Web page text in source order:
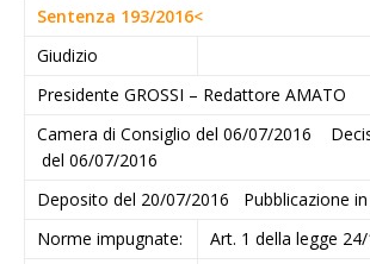
Sentenza 193/2016<
Giudizio
Presidente GROSSI – Redattore AMATO
Camera di Consiglio del 06/07/2016
del 06/07/2016
Deposito del 20/07/2016 Pubblicazione in
Norme impugnate:
Art. 1 della legge